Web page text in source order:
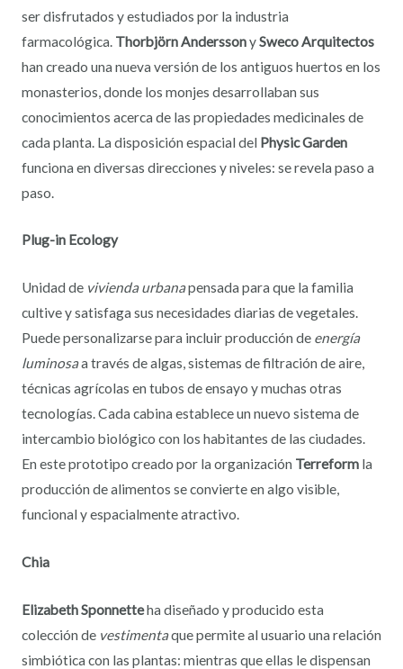
ser disfrutados y estudiados por la industria
farmacológica. Thorbjörn AnderssonySweco Arquitectos
han creado una nueva versión de los antiguos huertos en los
monasterios, donde los monjes desarrollaban sus
conocimientos acerca de las propiedades medicinales de
cada planta. La disposición espacial del Physic Garden
funciona en diversas direcciones y niveles: se revela paso a
paso.
Plug-in Ecology
Unidad de vivienda urbanapensada para que la familia
cultive y satisfaga sus necesidades diarias de vegetales.
Puede personalizarse para incluir producción de energía
luminosaa través de algas, sistemas de filtración de aire,
técnicas agrícolas en tubos de ensayo y muchas otras
tecnologías. Cada cabina establece un nuevo sistema de
intercambio biológico con los habitantes de las ciudades.
En este prototipo creado por la organización Terreformla
producción de alimentos se convierte en algo visible,
funcional y espacialmente atractivo.
Chia
Elizabeth Sponnetteha diseñado y producido esta
colección de vestimentaque permite al usuario una relación
simbiótica con las plantas: mientras que ellas le dispensan